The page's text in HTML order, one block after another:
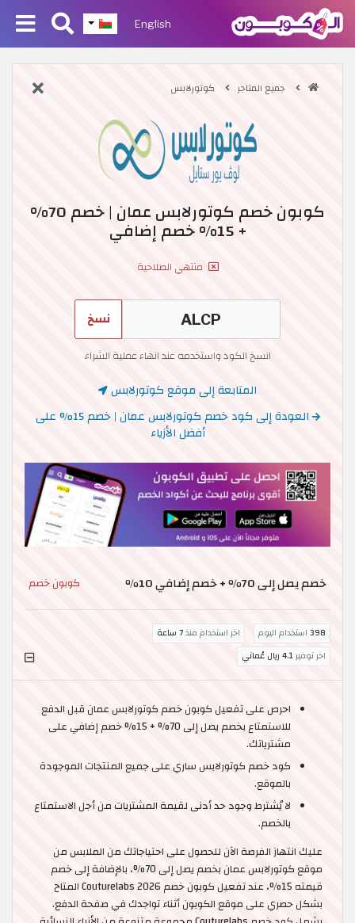
English
جميع المتاجر كوتورلابس
كوبون خصم كوتورلابس عمان | خصم 70%
+ 15% خصم إضافي
منتهي الصلاحية
نسخ
انسخ الكود واستخدمه عند انهاء عملية الشراء
المتابعة إلى موقع كوتورلابس
العودة إلى كود خصم كوتورلابس عمان | خصم 15% على
أفضل الأزياء
خصم يصل إلى 70٪ + خصم إضافي 10٪ كوبون خصم
398 استخدام اليوم اخر استخدام منذ7 ساعة
اخر توفير4.1 ريال عُماني
احرص على تفعيل كوبون خصم كوتورلابس عمان قبل الدفع
للاستمتاع بخصم يصل إلى 70% + 15% خصم إضافي على
مشترياتك.
كود خصم كوتورلابس ساري على جميع المنتجات الموجودة
بالموقع.
لا يُشترط وجود حد أدنى لقيمة المشتريات من أجل الاستمتاع
بالخصم.
عليك انتهاز الفرصة الآن للحصول على احتياجاتك من الملابس من
موقع كوتورلابس عمان بخصم يصل إلى 70%، بالإضافة إلى خصم
قيمته 15%، عند تفعيل كوبون خصم Couturelabs 2026 المتاح
بشكل حصري على موقع الكوبون أثناء تواجدك في صفحة الدفع.